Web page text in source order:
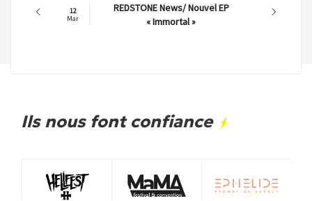
12
Mar
REDSTONE News/ Nouvel EP
« Immortal »
Ils nous font confiance